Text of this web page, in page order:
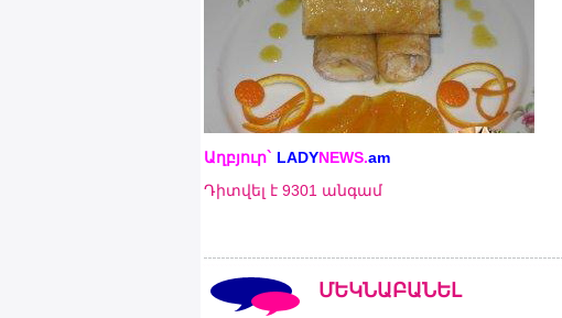
Աղբյուր` LADYNEWS.am
Դիտվել է 9301 անգամ
ՄԵԿՆԱԲԱՆԵԼ